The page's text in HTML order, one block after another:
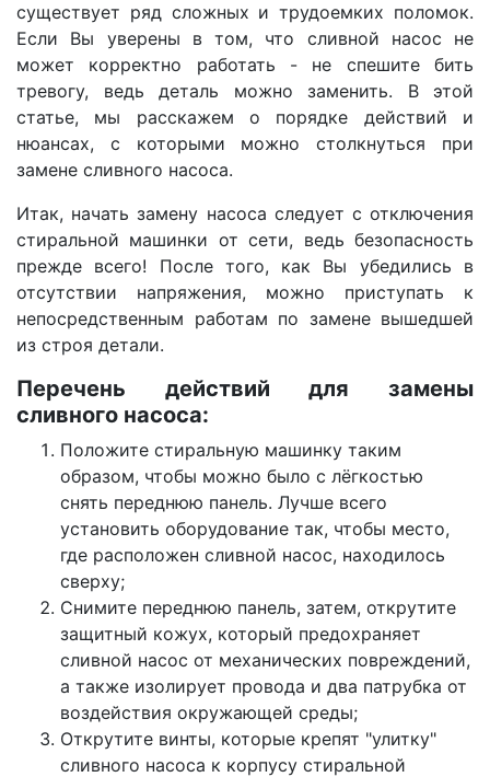
существует ряд сложных и трудоемких поломок.
Если Вы уверены в том, что сливной насос не
может корректно работать - не спешите бить
тревогу, ведь деталь можно заменить. В этой
статье, мы расскажем о порядке действий и
нюансах, с которыми можно столкнуться при
замене сливного насоса.
Итак, начать замену насоса следует с отключения
стиральной машинки от сети, ведь безопасность
прежде всего! После того, как Вы убедились в
отсутствии напряжения, можно приступать к
непосредственным работам по замене вышедшей
из строя детали.
Перечень действий для замены
сливного насоса:
Положите стиральную машинку таким
образом, чтобы можно было с лёгкостью
снять переднюю панель. Лучше всего
установить оборудование так, чтобы место,
где расположен сливной насос, находилось
сверху;
Снимите переднюю панель, затем, открутите
защитный кожух, который предохраняет
сливной насос от механических повреждений,
а также изолирует провода и два патрубка от
воздействия окружающей среды;
Открутите винты, которые крепят "улитку"
сливного насоса к корпусу стиральной